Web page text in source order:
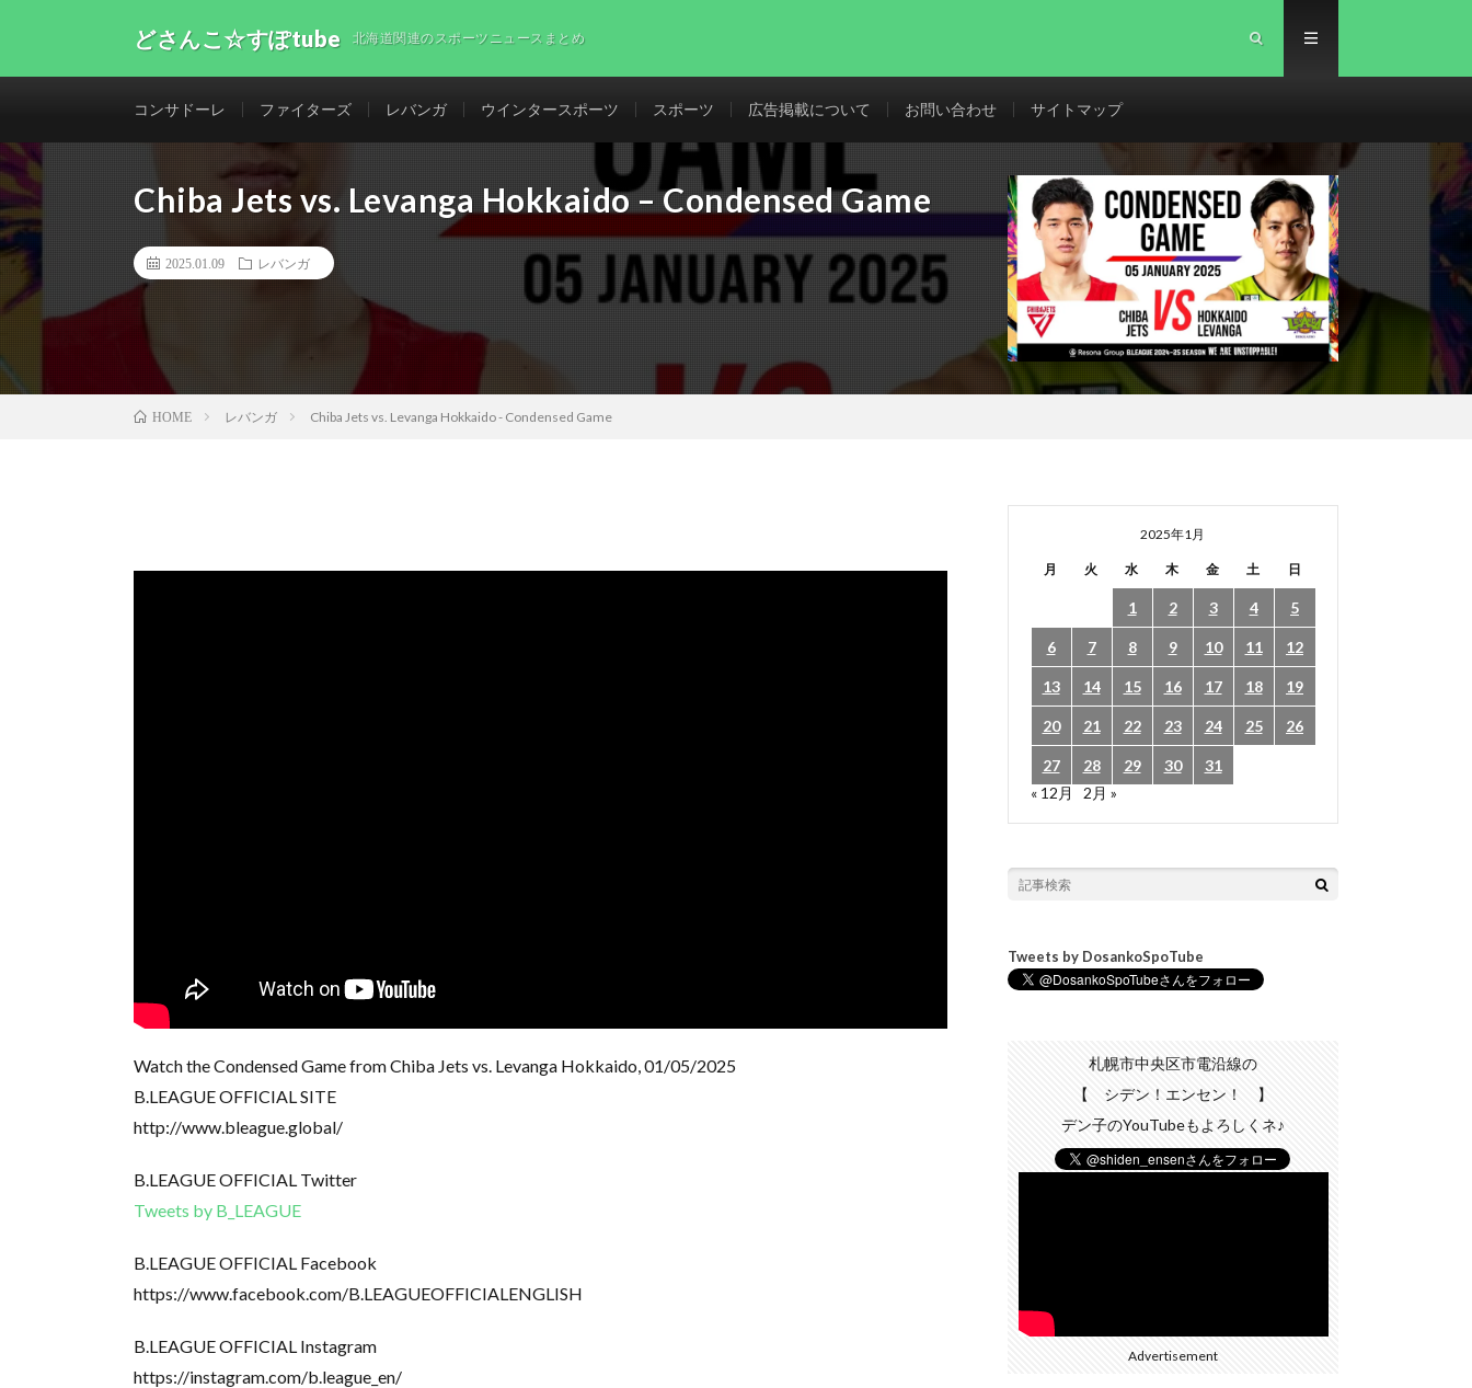
どさんこ☆すぽtube 北海道関連のスポーツニュースまとめ
コンサドーレ ファイターズ レバンガ ウインタースポーツ スポーツ 広告掲載について お問い合わせ サイトマップ
Chiba Jets vs. Levanga Hokkaido – Condensed Game
2025.01.09 レバンガ
HOME レバンガ Chiba Jets vs. Levanga Hokkaido - Condensed Game
Watch the Condensed Game from Chiba Jets vs. Levanga Hokkaido, 01/05/2025
B.LEAGUE OFFICIAL SITE
http://www.bleague.global/
B.LEAGUE OFFICIAL Twitter
Tweets by B_LEAGUE
B.LEAGUE OFFICIAL Facebook
https://www.facebook.com/B.LEAGUEOFFICIALENGLISH
B.LEAGUE OFFICIAL Instagram
https://instagram.com/b.league_en/
2025年1月
月 火 水 木 金 土 日
1 2 3 4 5
6 7 8 9 10 11 12
13 14 15 16 17 18 19
20 21 22 23 24 25 26
27 28 29 30
31
« 12月
2月 »
Tweets by DosankoSpoTube
札幌市中央区市電沿線の
【 シデン！エンセン！ 】
デン子のYouTubeもよろしくネ♪
Advertisement